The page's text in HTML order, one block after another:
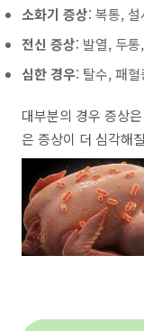
소화기 증상: 복통,
전신 증상: 발열, 두
심한 경우: 탈수, 패혈
대부분의 경우 증상은
은 증상이 더 심각해